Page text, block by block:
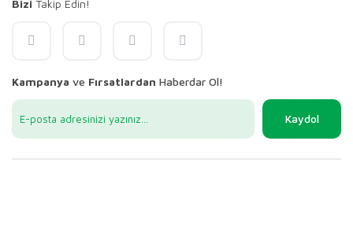
Bizi Takip Edin!
Kampanya ve Fırsatlardan Haberdar Ol!
Kaydol